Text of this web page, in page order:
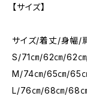
【サイズ】
サイズ/着丈/身幅/
S/71㎝/62㎝/62
M/74㎝/65㎝/65
L/76㎝/68㎝/68